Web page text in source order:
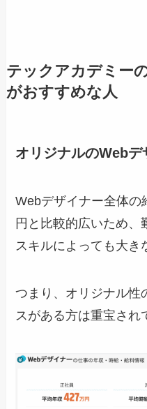
テックアカデミー
がおすすめな人
オリジナルのWeb
Webデザイナー全体の
円と比較的広いため、
スキルによっても大き
つまり、オリジナル性
スがある方は重宝され